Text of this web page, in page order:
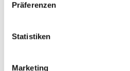
Präferenzen
Statistiken
Marketing